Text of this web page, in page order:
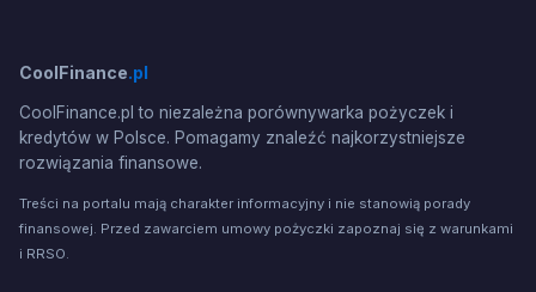
CoolFinance.pl
CoolFinance.pl to niezależna porównywarka pożyczek i
kredytów w Polsce. Pomagamy znaleźć najkorzystniejsze
rozwiązania finansowe.
Treści na portalu mają charakter informacyjny i nie stanowią porady
finansowej. Przed zawarciem umowy pożyczki zapoznaj się z warunkami
i RRSO.